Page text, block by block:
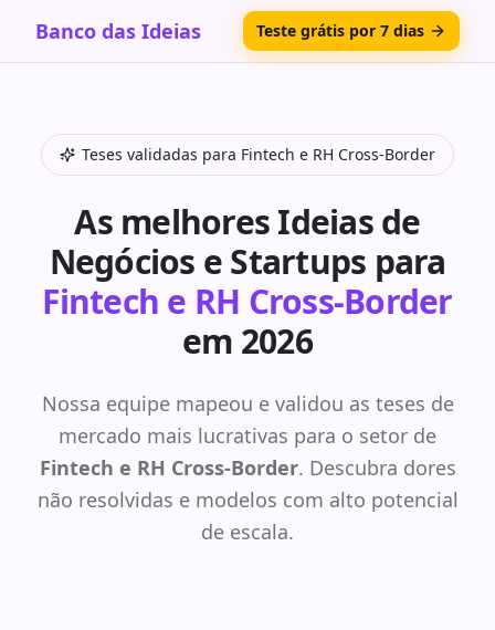
Banco das Ideias Teste grátis por 7 dias
Teses validadas para Fintech e RH Cross-Border
As melhores Ideias de
Negócios e Startups para
Fintech e RH Cross-Border
em 2026
Nossa equipe mapeou e validou as teses de
mercado mais lucrativas para o setor de
Fintech e RH Cross-Border. Descubra dores
não resolvidas e modelos com alto potencial
de escala.